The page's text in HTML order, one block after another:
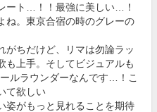
ート…！！最強に美しい…！
ね。東京合宿の時のグレーの
がちだけど、リマは勿論ラッ
も上手。そしてビジュアルも
ルラウンダーなんです…！こ
て欲しい
姿がもっと見れることを期待